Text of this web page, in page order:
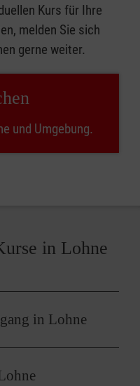
Kurs für Ihre
melden Sie sich
gerne weiter.
und Umgebung.
in Lohne
in Lohne
in Lohne ist